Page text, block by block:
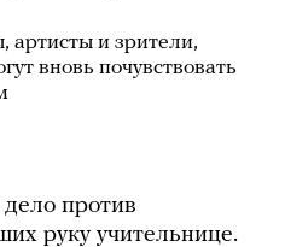
артисты и зрители,
вновь почувствовать
против
руку учительнице.